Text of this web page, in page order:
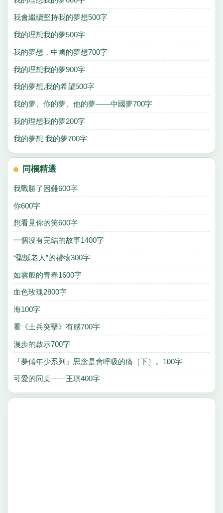
我會繼續堅持我的夢想500字
我的理想我的夢500字
我的夢想，中國的夢想700字
我的理想我的夢900字
我的夢想,我的希望500字
我的夢、你的夢、他的夢——中國夢700字
我的理想我的夢200字
我的夢想 我的夢700字
同欄精選
我戰勝了困難600字
你600字
想看見你的笑600字
一個沒有完結的故事1400字
“聖誕老人”的禮物300字
如雲般的青春1600字
血色玫瑰2800字
海100字
看《士兵突擊》有感700字
漫步的啟示700字
『夢傾年少系列』思念是會呼吸的痛［下］。100字
可愛的同桌——王琪400字